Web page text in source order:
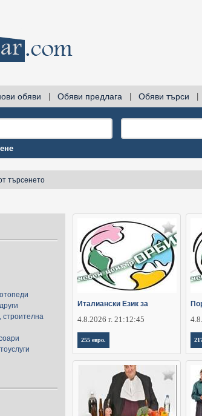
обяви Обяви предлага Обяви търси
търсенето
строителна
Италиански Език за
4.8.2026 г. 21:12:45
255 евро.